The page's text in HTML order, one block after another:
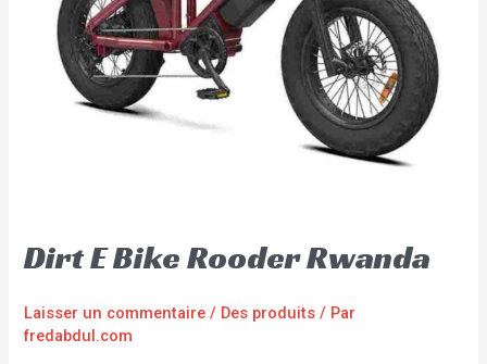
Dirt E Bike Rooder Rwanda
Laisser un commentaire / Des produits / Par
fredabdul.com